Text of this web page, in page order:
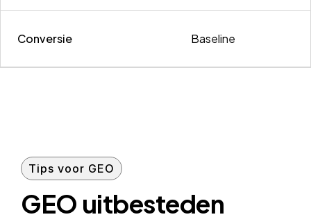
Conversie Baseline
Tips voor GEO
GEO uitbesteden